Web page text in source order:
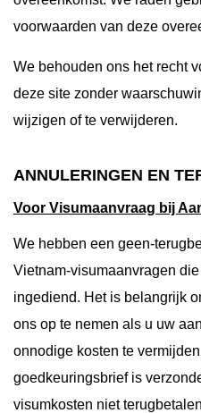
voorwaarden van deze
We behouden ons het recht
deze site zonder
wijzigen of te verwijderen.
ANNULERINGEN EN
Voor Visumaanvraag bij
We hebben een geen-
Vietnam-visumaanvragen
ingediend. Het is belangrijk
ons op te nemen als u uw
onnodige kosten te
goedkeuringsbrief is
visumkosten niet